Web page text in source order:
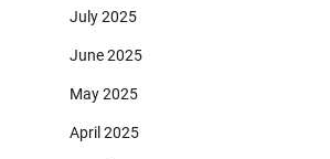
July 2025
June 2025
May 2025
April 2025